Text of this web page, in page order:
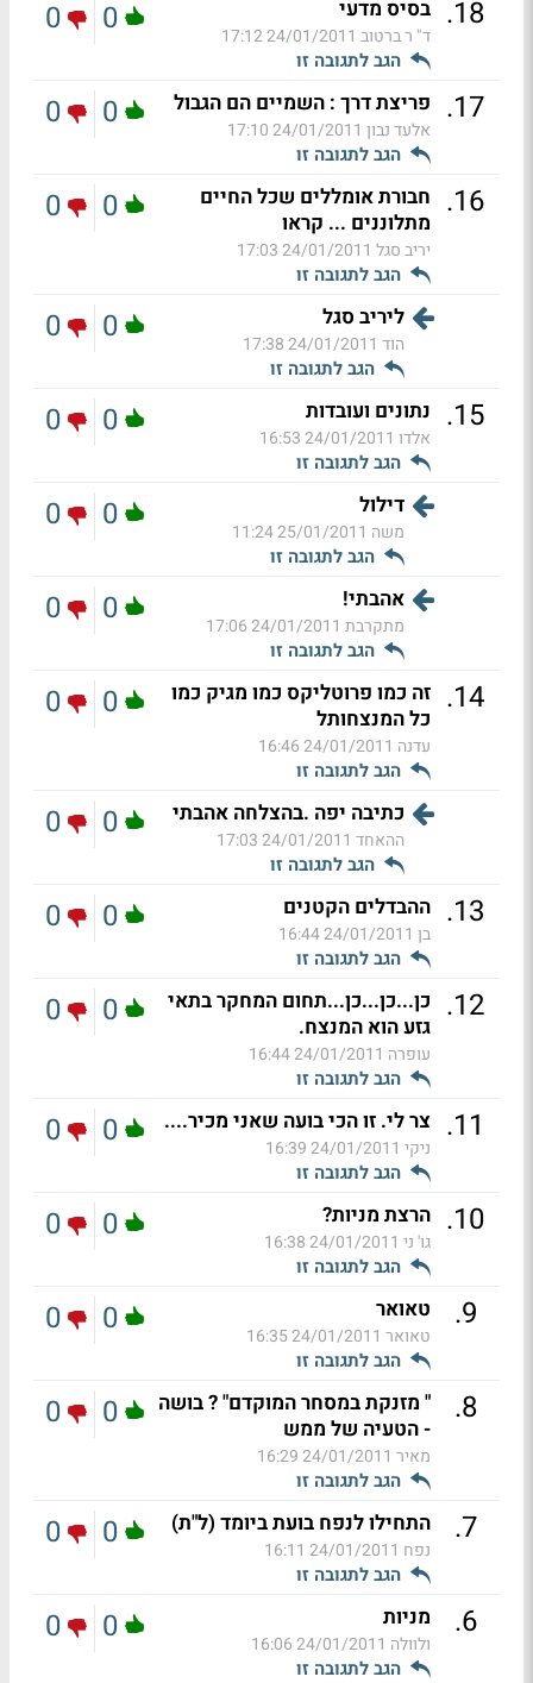
18
. בסיס מדעי
ד" ר ברטוב 24/01/2011 17:12
הגב לתגובה זו
0
0
17
. פריצת דרך : השמיים הם הגבול
אלעד נבון 24/01/2011 17:10
הגב לתגובה זו
0
0
16
. חבורת אומללים שכל החיים
מתלוננים ... קראו
יריב סגל 24/01/2011 17:03
הגב לתגובה זו
0
0
ליריב סגל
הוד 24/01/2011 17:38
הגב לתגובה זו
0
0
15
. נתונים ועובדות
אלדו 24/01/2011 16:53
הגב לתגובה זו
0
0
דילול
משה 25/01/2011 11:24
הגב לתגובה זו
0
0
אהבתי!
מתקרבת 24/01/2011 17:06
הגב לתגובה זו
0
0
14
. זה כמו פרוטליקס כמו מגיק כמו
כל המנצחותל
עדנה 24/01/2011 16:46
הגב לתגובה זו
0
0
כתיבה יפה .בהצלחה אהבתי
ההאחד 24/01/2011 17:03
הגב לתגובה זו
0
0
13
. ההבדלים הקטנים
בן 24/01/2011 16:44
הגב לתגובה זו
0
0
12
. כן...כן...כן...תחום המחקר בתאי
גזע הוא המנצח.
עופרה 24/01/2011 16:44
הגב לתגובה זו
0
0
11
. צר לי. זו הכי בועה שאני מכיר....
ניקי 24/01/2011 16:39
הגב לתגובה זו
0
0
10
. הרצת מניות?
גו' ני 24/01/2011 16:38
הגב לתגובה זו
0
0
9
. טאואר
טאואר 24/01/2011 16:35
הגב לתגובה זו
0
0
8
.
" מזנקת במסחר המוקדם" ? בושה
- הטעיה של ממש
מאיר 24/01/2011 16:29
הגב לתגובה זו
0
0
7
. התחילו לנפח בועת ביומד (ל"ת)
נפח 24/01/2011 16:11
הגב לתגובה זו
0
0
6
. מניות
ולוולה 24/01/2011 16:06
הגב לתגובה זו
0
0